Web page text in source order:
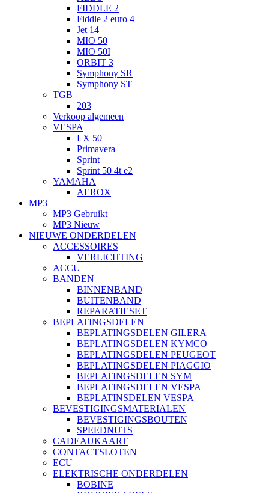
FIDDLE 2
Fiddle 2 euro 4
Jet 14
MIO 50
MIO 50I
ORBIT 3
Symphony SR
Symphony ST
TGB
203
Verkoop algemeen
VESPA
LX 50
Primavera
Sprint
Sprint 50 4t e2
YAMAHA
AEROX
MP3
MP3 Gebruikt
MP3 Nieuw
NIEUWE ONDERDELEN
ACCESSOIRES
VERLICHTING
ACCU
BANDEN
BINNENBAND
BUITENBAND
REPARATIESET
BEPLATINGSDELEN
BEPLATINGSDELEN GILERA
BEPLATINGSDELEN KYMCO
BEPLATINGSDELEN PEUGEOT
BEPLATINGSDELEN PIAGGIO
BEPLATINGSDELEN SYM
BEPLATINGSDELEN VESPA
BEPLATINSDELEN VESPA
BEVESTIGINGSMATERIALEN
BEVESTIGINGSBOUTEN
SPEEDNUTS
CADEAUKAART
CONTACTSLOTEN
ECU
ELEKTRISCHE ONDERDELEN
BOBINE